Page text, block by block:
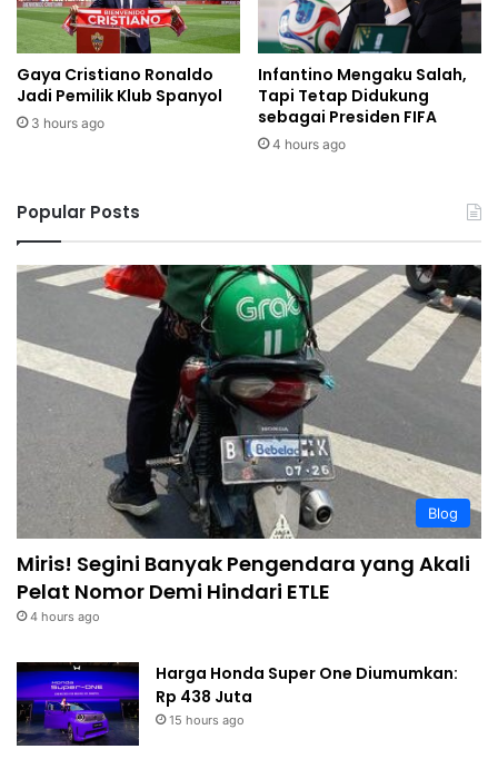
Gaya Cristiano Ronaldo
Jadi Pemilik Klub Spanyol
3 hours ago
Infantino Mengaku Salah,
Tapi Tetap Didukung
sebagai Presiden FIFA
4 hours ago
Popular Posts
Blog
Miris! Segini Banyak Pengendara yang Akali
Pelat Nomor Demi Hindari ETLE
4 hours ago
Harga Honda Super One Diumumkan:
Rp 438 Juta
15 hours ago